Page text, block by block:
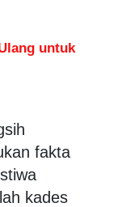
untuk
fakta
kades